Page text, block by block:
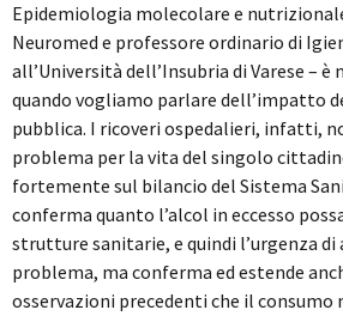
Epidemiologia molecolare e nutrizionale
Neuromed e professore ordinario di
all’Università dell’Insubria di Varese –
quando vogliamo parlare dell’impatto
pubblica. I ricoveri ospedalieri, infatti,
problema per la vita del singolo
fortemente sul bilancio del Sistema
conferma quanto l’alcol in eccesso
strutture sanitarie, e quindi l’urgenza
problema, ma conferma ed estende
osservazioni precedenti che il consumo